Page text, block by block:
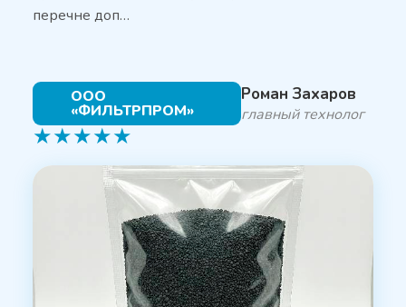
перечне доп…
ООО
«ФИЛЬТРПРОМ»
Роман Захаров
главный технолог
★★★★★